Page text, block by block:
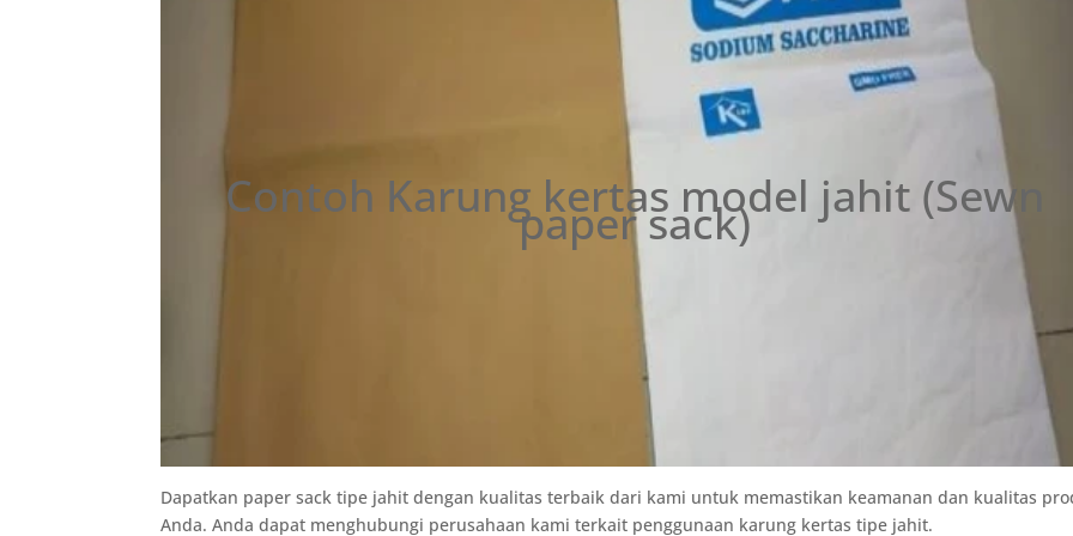
Contoh Karung kertas model jahit (Sewn
paper sack)
Dapatkan paper sack tipe jahit dengan kualitas terbaik dari kami untuk memastikan keamanan dan kualitas
Anda. Anda dapat menghubungi perusahaan kami terkait penggunaan karung kertas tipe jahit.